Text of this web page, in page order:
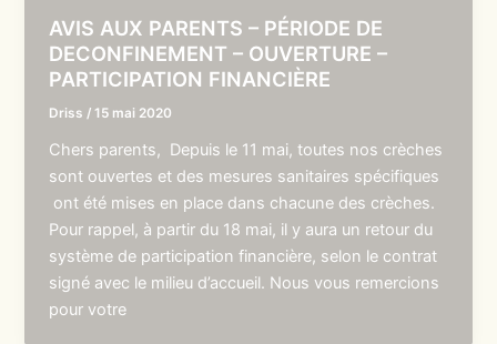
AVIS AUX PARENTS – PÉRIODE DE
DECONFINEMENT – OUVERTURE –
PARTICIPATION FINANCIÈRE
Driss /15 mai 2020
Chers parents, Depuis le 11 mai, toutes nos crèches
sont ouvertes et des mesures sanitaires spécifiques
ont été mises en place dans chacune des crèches.
Pour rappel, à partir du 18 mai, il y aura un retour du
système de participation financière, selon le contrat
signé avec le milieu d’accueil. Nous vous remercions
pour votre